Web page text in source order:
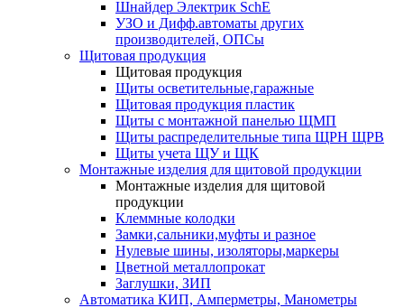
Шнайдер Электрик SchE
УЗО и Дифф.автоматы других
производителей, ОПСы
Щитовая продукция
Щитовая продукция
Щиты осветительные,гаражные
Щитовая продукция пластик
Щиты с монтажной панелью ЩМП
Щиты распределительные типа ЩРН ЩРВ
Щиты учета ЩУ и ЩК
Монтажные изделия для щитовой продукции
Монтажные изделия для щитовой
продукции
Клеммные колодки
Замки,сальники,муфты и разное
Нулевые шины, изоляторы,маркеры
Цветной металлопрокат
Заглушки, ЗИП
Автоматика КИП, Амперметры, Манометры